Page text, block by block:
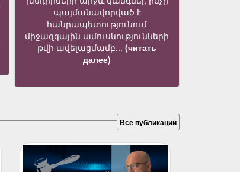
պայմանավորված է
հանրապետությունում
միջազգային ամուսնությունների
թվի ավելացմամբ... (читать
далее)
Все публикации